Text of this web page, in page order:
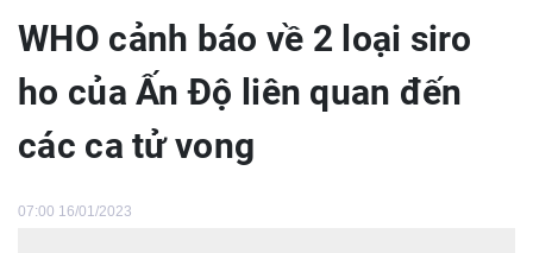
WHO cảnh báo về 2 loại siro
ho của Ấn Độ liên quan đến
các ca tử vong
07:00 16/01/2023